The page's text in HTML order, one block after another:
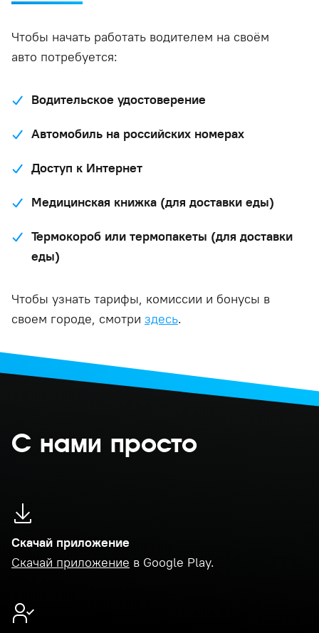
Чтобы начать работать водителем на своём
авто потребуется:
Водительское удостоверение
Автомобиль на российских номерах
Доступ к Интернет
Медицинская книжка (для доставки еды)
Термокороб или термопакеты (для доставки
еды)
Чтобы узнать тарифы, комиссии и бонусы в
своем городе, смотри здесь.
С нами просто
Скачай приложение
Скачай приложение в Google Play.